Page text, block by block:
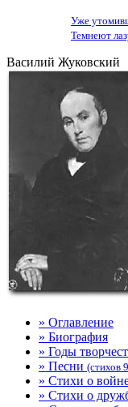
Уже
Темнеют
Василий Жуковский
» Оглавление
» Биография
» Годы
» Песни (стихов
» Стихи о
» Стихи о